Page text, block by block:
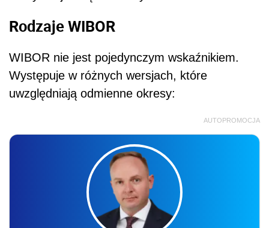
Rodzaje WIBOR
WIBOR nie jest pojedynczym wskaźnikiem.
Występuje w różnych wersjach, które
uwzględniają odmienne okresy:
AUTOPROMOCJA